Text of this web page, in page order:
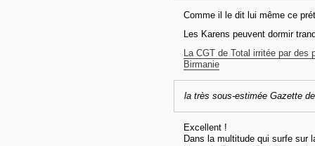
Comme il le dit lui même ce
Les Karens peuvent dormir
La CGT de Total irritée par des
Birmanie
la très sous-estimée Gazette
Excellent !
Dans la multitude qui surfe sur